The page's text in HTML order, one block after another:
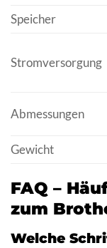
Speicher
Stromversorgung
Abmessungen
Gewicht
FAQ –
zum
Welche